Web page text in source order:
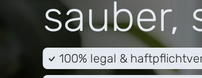
sauber,
100% legal &